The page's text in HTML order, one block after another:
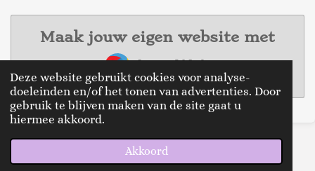
Deze website gebruikt cookies voor analyse-
doeleinden en/of het tonen van advertenties. Door
gebruik te blijven maken van de site gaat u
hiermee akkoord.
Akkoord
Maak jouw eigen website met
JouwWeb
© 2020 - 2026 thereadingtwinsnl